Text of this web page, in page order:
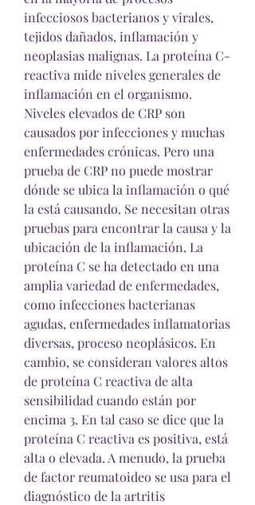
infecciosos bacterianos y virales,
tejidos dañados, inflamación y
neoplasias malignas. La proteína C-
reactiva mide niveles generales de
inflamación en el organismo.
Niveles elevados de CRP son
causados por infecciones y muchas
enfermedades crónicas. Pero una
prueba de CRP no puede mostrar
dónde se ubica la inflamación o qué
la está causando. Se necesitan otras
pruebas para encontrar la causa y la
ubicación de la inflamación. La
proteína C se ha detectado en una
amplia variedad de enfermedades,
como infecciones bacterianas
agudas, enfermedades inflamatorias
diversas, proceso neoplásicos. En
cambio, se consideran valores altos
de proteína C reactiva de alta
sensibilidad cuando están por
encima 3. En tal caso se dice que la
proteína C reactiva es positiva, está
alta o elevada. A menudo, la prueba
de factor reumatoideo se usa para el
diagnóstico de la artritis